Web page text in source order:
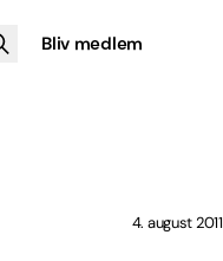
Bliv medlem
4. august 2011